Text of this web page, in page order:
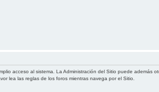
acceso al sistema. La Administración del Sitio puede además
lea las reglas de los foros mientras navega por el Sitio.